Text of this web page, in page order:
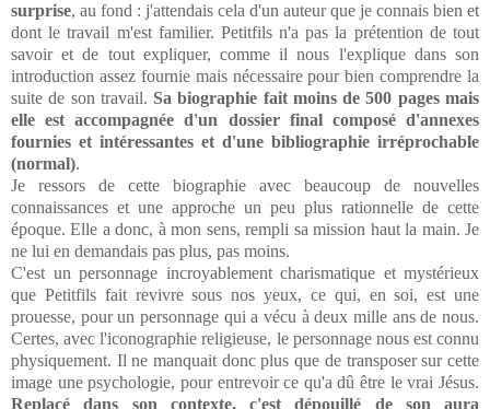
surprise, au fond : j'attendais cela d'un auteur que je connais bien et
dont le travail m'est familier. Petitfils n'a pas la prétention de tout
savoir et de tout expliquer, comme il nous l'explique dans son
introduction assez fournie mais nécessaire pour bien comprendre la
suite de son travail. Sa biographie fait moins de 500 pages mais
elle est accompagnée d'un dossier final composé d'annexes
fournies et intéressantes et d'une bibliographie irréprochable
(normal).
Je ressors de cette biographie avec beaucoup de nouvelles
connaissances et une approche un peu plus rationnelle de cette
époque. Elle a donc, à mon sens, rempli sa mission haut la main. Je
ne lui en demandais pas plus, pas moins.
C'est un personnage incroyablement charismatique et mystérieux
que Petitfils fait revivre sous nos yeux, ce qui, en soi, est une
prouesse, pour un personnage qui a vécu à deux mille ans de nous.
Certes, avec l'iconographie religieuse, le personnage nous est connu
physiquement. Il ne manquait donc plus que de transposer sur cette
image une psychologie, pour entrevoir ce qu'a dû être le vrai Jésus.
Replacé dans son contexte, c'est dépouillé de son aura